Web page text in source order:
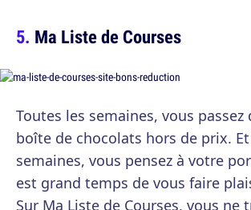
Ma Liste de Courses
Toutes les semaines, vous
boîte de chocolats hors de prix.
semaines, vous pensez à votre
est grand temps de vous faire
Sur Ma Liste de Courses, vous ne